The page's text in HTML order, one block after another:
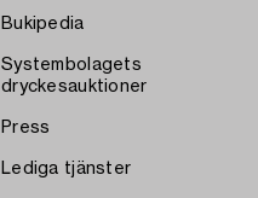
Bukipedia
Systembolagets
dryckesauktioner
Press
Lediga tjänster